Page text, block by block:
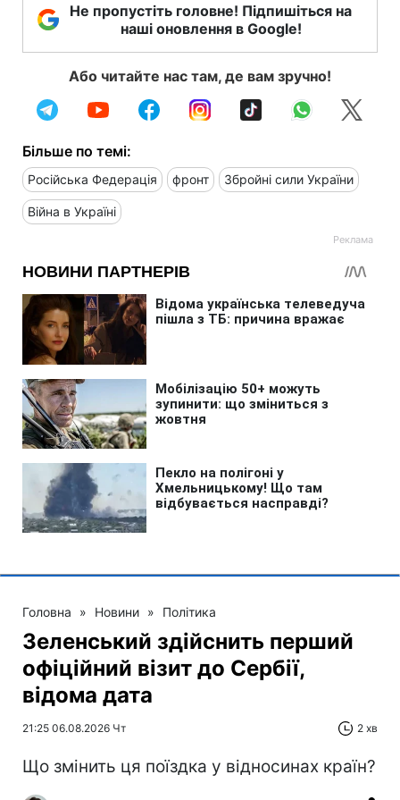
Не пропустіть головне! Підпишіться на
наші оновлення в Google!
Або читайте нас там, де вам зручно!
Більше по темі:
Російська Федерація фронт Збройні сили України
Війна в Україні
Головна » Новини » Політика
Зеленський здійснить перший
офіційний візит до Сербії,
відома дата
21:25 06.08.2026 Чт 2 хв
Що змінить ця поїздка у відносинах країн?